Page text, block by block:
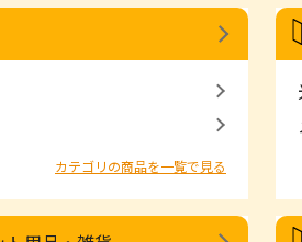
カテゴリの商品を一覧で見る